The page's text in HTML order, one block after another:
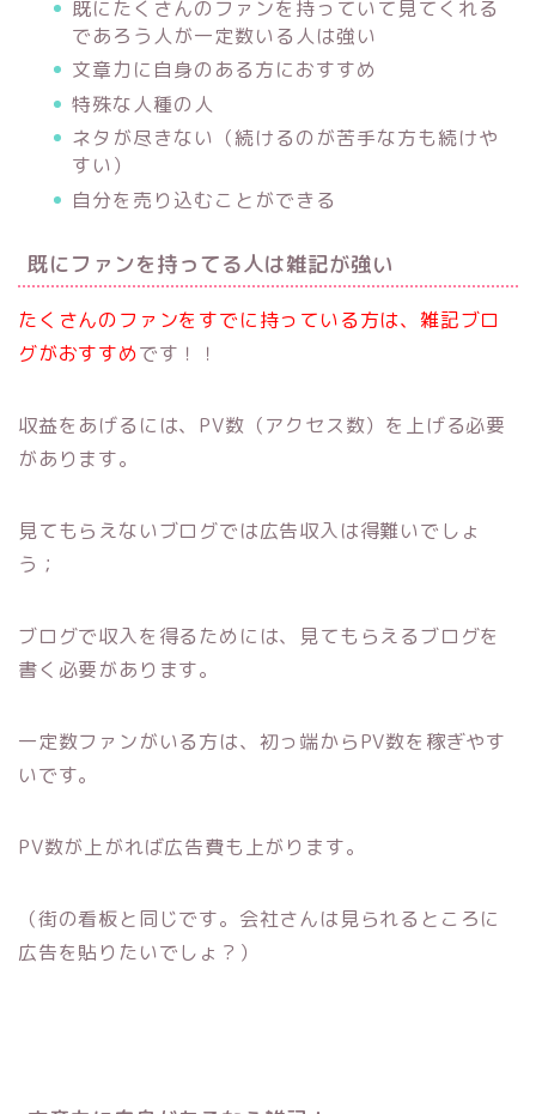
既にたくさんのファンを持っていて見てくれる
であろう人が一定数いる人は強い
文章力に自身のある方におすすめ
特殊な人種の人
ネタが尽きない（続けるのが苦手な方も続けや
すい）
自分を売り込むことができる
既にファンを持ってる人は雑記が強い
たくさんのファンをすでに持っている方は、雑記ブロ
グがおすすめです！！
収益をあげるには、PV数（アクセス数）を上げる必要
があります。
見てもらえないブログでは広告収入は得難いでしょ
う；
ブログで収入を得るためには、見てもらえるブログを
書く必要があります。
一定数ファンがいる方は、初っ端からPV数を稼ぎやす
いです。
PV数が上がれば広告費も上がります。
（街の看板と同じです。会社さんは見られるところに
広告を貼りたいでしょ？）